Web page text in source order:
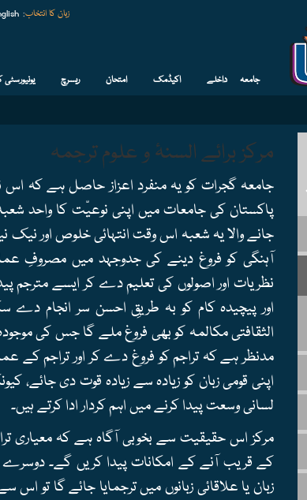
زبان کا انتخاب:
جامعہ داخلے اکیڈمک امتحان ریسرچ
مرکز برائے السنۂ و علوم ترجمہ
پاکستان کی جامعات میں اپنی نوعیّت کا واحد
جانے والا یہ شعبہ اس وقت انتہائی خلوص اور نیک
آہنگی کو فروغ دینے کی جدوجہد میں مصروفِ
نظریات اور اصولوں کی تعلیم دے کر ایسے مترجم
اور پیچیدہ کام کو بہ طریقِ احسن سر انجام
الثقافتی مکالمہ کو بھی فروغ ملے گا جس کی
مدنظر ہے کہ تراجم کو فروغ دے کر اور تراجم کے
اپنی قومی زبان کو زیادہ سے زیادہ قوت دی جائے،
لسانی وسعت پیدا کرنے میں اہم کردار ادا کرتے ہیں۔
مرکز اس حقیقیت سے بخوبی آگاہ ہے کہ معیاری
کے قریب آنے کے امکانات پیدا کریں گے۔
زبان یا علاقائی زبانوں میں ترجمایا جائے گا تو